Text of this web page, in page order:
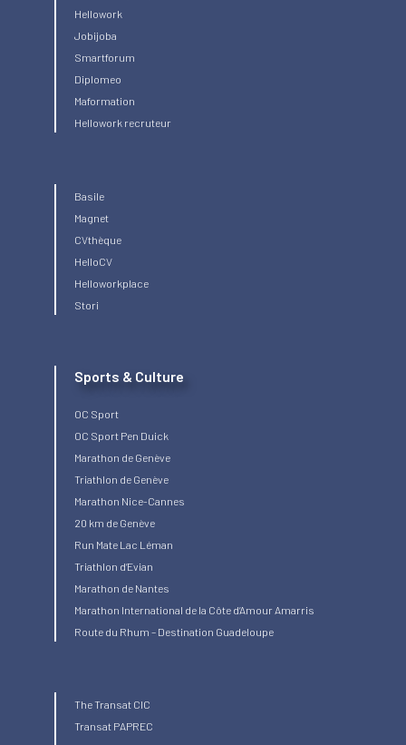
Hellowork
Jobijoba
Smartforum
Diplomeo
Maformation
Hellowork recruteur
Basile
Magnet
CVthèque
HelloCV
Helloworkplace
Stori
Sports & Culture
OC Sport
OC Sport Pen Duick
Marathon de Genève
Triathlon de Genève
Marathon Nice-Cannes
20 km de Genève
Run Mate Lac Léman
Triathlon d’Evian
Marathon de Nantes
Marathon International de la Côte d’Amour Amarris
Route du Rhum – Destination Guadeloupe
The Transat CIC
Transat PAPREC